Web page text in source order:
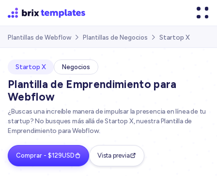
Plantillas de Webflow  Plantillas de Negocios  Startop X
Startop X Negocios
Plantilla de Emprendimiento para
Webflow
¿Buscas una increíble manera de impulsar la presencia en línea de tu
startup? No busques más allá de Startop X, nuestra Plantilla de
Emprendimiento para Webflow.
Comprar - $129USD Vista previa